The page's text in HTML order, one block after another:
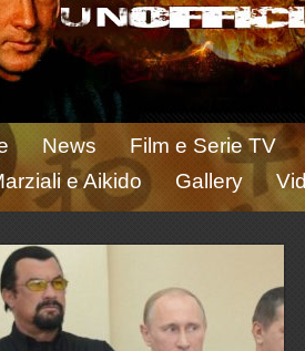
News Film e Serie TV
e Aikido
Gallery